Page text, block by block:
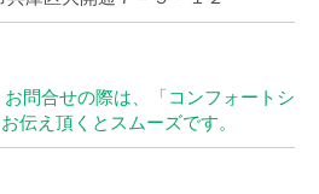
お問合せの際は、「コンフォートシ
伝え頂くとスムーズです。